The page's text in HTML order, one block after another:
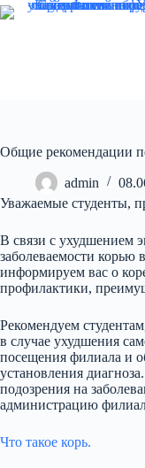
Перейти
к
Общие рекомендации
admin
Уважаемые студенты,
В связи с ухудшением
заболеваемости корью
информируем вас о
профилактики,
Рекомендуем
в случае ухудшения
посещения филиала и
установления
подозрения на
администрацию
Что такое корь.